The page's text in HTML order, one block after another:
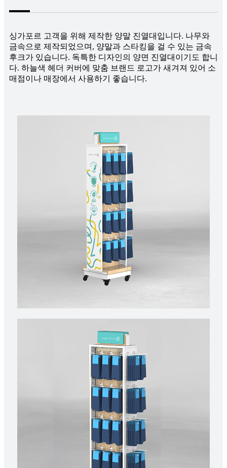
싱가포르 고객을 위해 제작한 양말 진열대입니다. 나무와
금속으로 제작되었으며, 양말과 스타킹을 걸 수 있는 금속
후크가 있습니다. 독특한 디자인의 양면 진열대이기도 합니
다. 하늘색 헤더 커버에 맞춤 브랜드 로고가 새겨져 있어 소
매점이나 매장에서 사용하기 좋습니다.